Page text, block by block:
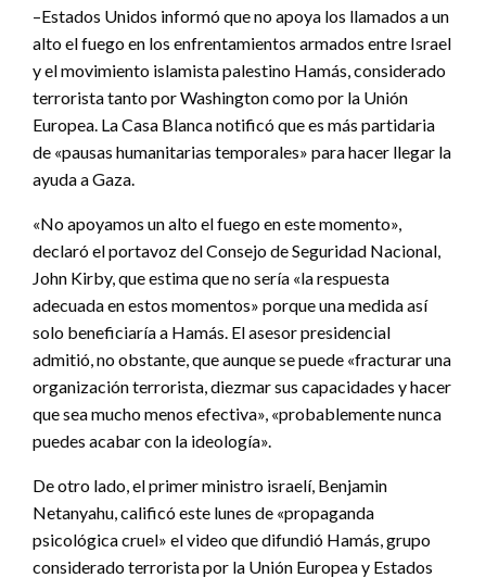
–Estados Unidos informó que no apoya los llamados a un
alto el fuego en los enfrentamientos armados entre Israel
y el movimiento islamista palestino Hamás, considerado
terrorista tanto por Washington como por la Unión
Europea. La Casa Blanca notificó que es más partidaria
de «pausas humanitarias temporales» para hacer llegar la
ayuda a Gaza.
«No apoyamos un alto el fuego en este momento»,
declaró el portavoz del Consejo de Seguridad Nacional,
John Kirby, que estima que no sería «la respuesta
adecuada en estos momentos» porque una medida así
solo beneficiaría a Hamás. El asesor presidencial
admitió, no obstante, que aunque se puede «fracturar una
organización terrorista, diezmar sus capacidades y hacer
que sea mucho menos efectiva», «probablemente nunca
puedes acabar con la ideología».
De otro lado, el primer ministro israelí, Benjamin
Netanyahu, calificó este lunes de «propaganda
psicológica cruel» el video que difundió Hamás, grupo
considerado terrorista por la Unión Europea y Estados